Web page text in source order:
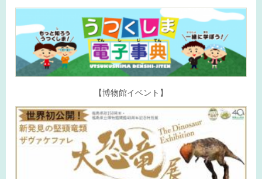
【博物館イベント】